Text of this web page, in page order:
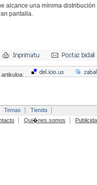
alcance una mínima
pantalla.
artikuloa:
Temas
Tienda
Qui�nes somos